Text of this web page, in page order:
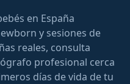
en España
y sesiones de
reales, consulta
profesional cerca
días de vida de tu